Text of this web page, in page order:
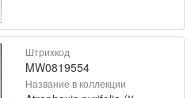
Штрихкод
MW0819554
Название в коллекции